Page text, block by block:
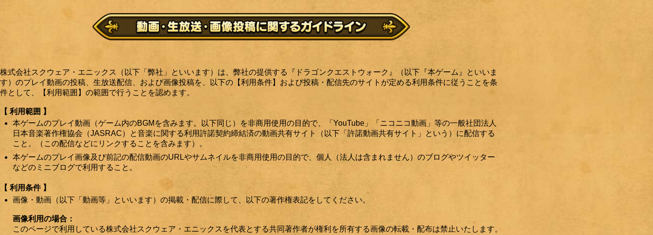
株式会社スクウェア・エニックス（以下「弊社」といいます）は、弊社の提供する『ドラゴンクエストウォーク』（以下『本ゲーム』といいま
す）のプレイ動画の投稿、生放送配信、および画像投稿を、以下の【利用条件】および投稿・配信先のサイトが定める利用条件に従うことを条
件として、【利用範囲】の範囲で行うことを認めます。
【 利用範囲 】
本ゲームのプレイ動画（ゲーム内のBGMを含みます。以下同じ）を非商用使用の目的で、「YouTube」「ニコニコ動画」等の一般社団法人
日本音楽著作権協会（JASRAC）と音楽に関する利用許諾契約締結済の動画共有サイト（以下「許諾動画共有サイト」という）に配信する
こと。（この配信などにリンクすることを含みます）。
本ゲームのプレイ画像及び前記の配信動画のURLやサムネイルを非商用使用の目的で、個人（法人は含まれません）のブログやツイッター
などのミニブログで利用すること。
【 利用条件 】
画像・動画（以下「動画等」といいます）の掲載・配信に際して、以下の著作権表記をしてください。
画像利用の場合：
このページで利用している株式会社スクウェア・エニックスを代表とする共同著作者が権利を所有する画像の転載・配布は禁止いたします。